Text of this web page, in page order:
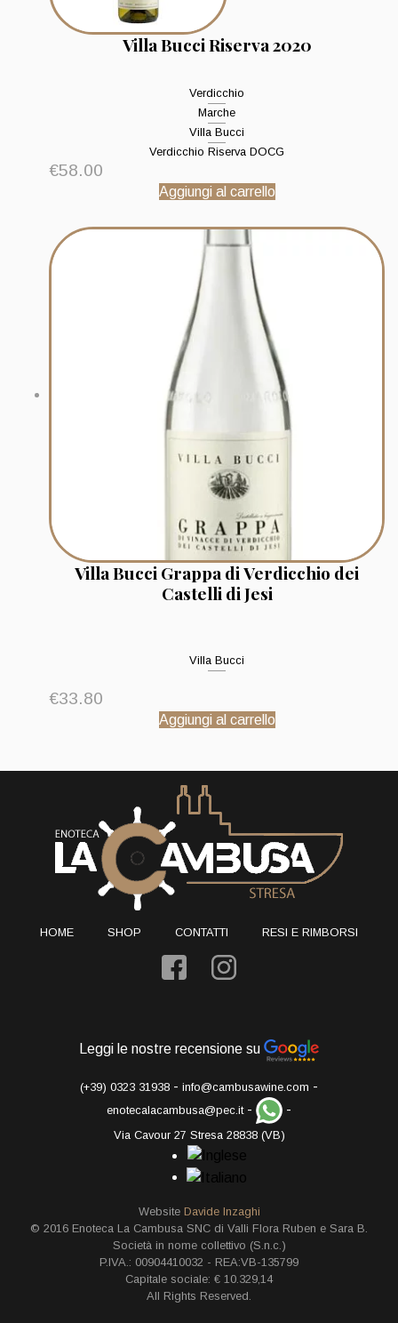
Villa Bucci Riserva 2020
Verdicchio
Marche
Villa Bucci
Verdicchio Riserva DOCG
€58.00
Aggiungi al carrello
Villa Bucci Grappa di Verdicchio dei
Castelli di Jesi
Villa Bucci
€33.80
Aggiungi al carrello
HOME SHOP CONTATTI RESI E RIMBORSI
Leggi le nostre recensione su
(+39) 0323 31938 - info@cambusawine.com -
enotecalacambusa@pec.it- -
Via Cavour 27 Stresa 28838 (VB)
Website Davide Inzaghi
© 2016 Enoteca La Cambusa SNC di Valli Flora Ruben e Sara B.
Società in nome collettivo (S.n.c.)
P.IVA.: 00904410032 - REA:VB-135799
Capitale sociale: € 10.329,14
All Rights Reserved.